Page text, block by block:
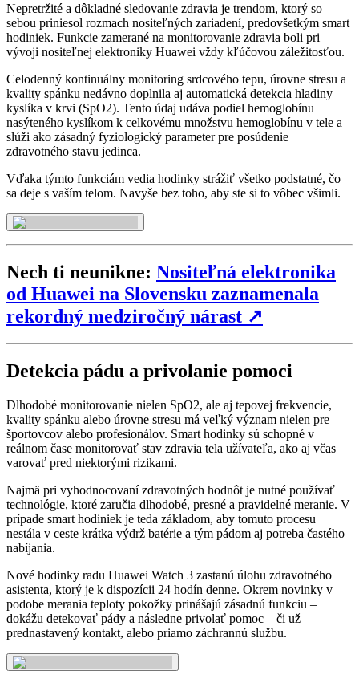
Nepretržité a dôkladné sledovanie zdravia je trendom, ktorý so
sebou priniesol rozmach nositeľných zariadení, predovšetkým smart
hodiniek. Funkcie zamerané na monitorovanie zdravia boli pri
vývoji nositeľnej elektroniky Huawei vždy kľúčovou záležitosťou.
Celodenný kontinuálny monitoring srdcového tepu, úrovne stresu a
kvality spánku nedávno doplnila aj automatická detekcia hladiny
kyslíka v krvi (SpO2). Tento údaj udáva podiel hemoglobínu
nasýteného kyslíkom k celkovému množstvu hemoglobínu v tele a
slúži ako zásadný fyziologický parameter pre posúdenie
zdravotného stavu jedinca.
Vďaka týmto funkciám vedia hodinky strážiť všetko podstatné, čo
sa deje s vaším telom. Navyše bez toho, aby ste si to vôbec všimli.
Nech ti neunikne: Nositeľná elektronika
od Huawei na Slovensku zaznamenala
rekordný medziročný nárast ↗
Detekcia pádu a privolanie pomoci
Dlhodobé monitorovanie nielen SpO2, ale aj tepovej frekvencie,
kvality spánku alebo úrovne stresu má veľký význam nielen pre
športovcov alebo profesionálov. Smart hodinky sú schopné v
reálnom čase monitorovať stav zdravia tela užívateľa, ako aj včas
varovať pred niektorými rizikami.
Najmä pri vyhodnocovaní zdravotných hodnôt je nutné používať
technológie, ktoré zaručia dlhodobé, presné a pravidelné meranie. V
prípade smart hodiniek je teda základom, aby tomuto procesu
nestála v ceste krátka výdrž batérie a tým pádom aj potreba častého
nabíjania.
Nové hodinky radu Huawei Watch 3 zastanú úlohu zdravotného
asistenta, ktorý je k dispozícii 24 hodín denne. Okrem novinky v
podobe merania teploty pokožky prinášajú zásadnú funkciu –
dokážu detekovať pády a následne privolať pomoc – či už
prednastavený kontakt, alebo priamo záchrannú službu.